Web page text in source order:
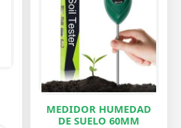
MEDIDOR HUMEDAD
DE SUELO 60MM